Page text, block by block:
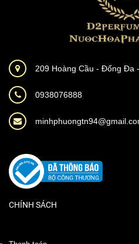
209 Hoàng Cầu - Đống Đa
0938076888
CHÍNH SÁCH